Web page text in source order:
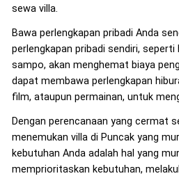
sewa villa.
Bawa perlengkapan pribadi Anda
perlengkapan pribadi sendiri,
sampo, akan menghemat biaya
dapat membawa perlengkapan
film, ataupun permainan, untuk
Dengan perencanaan yang cermat
menemukan villa di Puncak yang
kebutuhan Anda adalah hal yang
memprioritaskan kebutuhan,